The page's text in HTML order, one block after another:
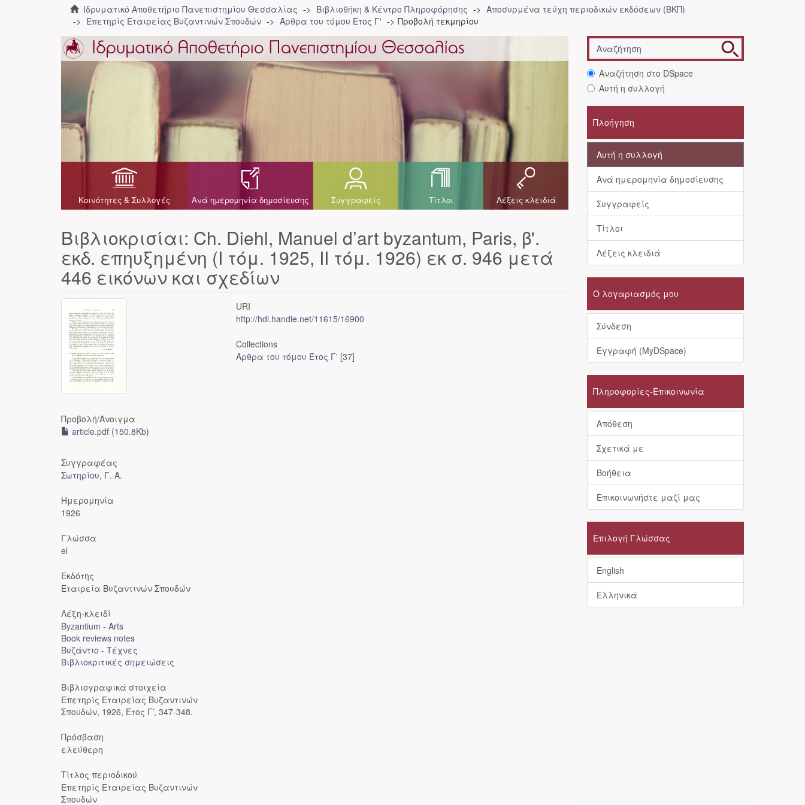
Ιδρυματικό Αποθετήριο Πανεπιστημίου Θεσσαλίας Βιβλιοθήκη & Κέντρο Πληροφόρησης
Αποσυρμένα τεύχη περιοδικών εκδόσεων (ΒΚΠ)
Επετηρίς Εταιρείας Βυζαντινών Σπουδών
Άρθρα του τόμου Έτος Γ' Προβολή τεκμηρίου
Κοινότητες & Συλλογές Ανά ημερομηνία δημοσίευσης Συγγραφείς Τίτλοι Λέξεις κλειδιά
Βιβλιοκρισίαι: Ch. Diehl, Manuel d’art byzantum, Paris, β'.
εκδ. επηυξημένη (I τόμ. 1925, II τόμ. 1926) εκ σ. 946 μετά
446 εικόνων και σχεδίων
Προβολή/Άνοιγμα
article.pdf (150.8Kb)
Συγγραφέας
Σωτηρίου, Γ. Α.
Ημερομηνία
1926
Γλώσσα
el
Εκδότης
Εταιρεία Βυζαντινών Σπουδών
Λέξη-κλειδί
Byzantium - Arts
Book reviews notes
Βυζάντιο - Τέχνες
Βιβλιοκριτικές σημειώσεις
Βιβλιογραφικά στοιχεία
Επετηρίς Εταιρείας Βυζαντινών
Σπουδών, 1926, Έτος Γ’, 347-348.
Πρόσβαση
ελεύθερη
Τίτλος περιοδικού
Επετηρίς Εταιρείας Βυζαντινών
Σπουδών
URI
http://hdl.handle.net/11615/16900
Collections
Άρθρα του τόμου Έτος Γ' [37]
Αναζήτηση στο DSpace
Αυτή η συλλογή
Πλοήγηση
Αυτή η συλλογή
Ανά ημερομηνία δημοσίευσης
Συγγραφείς
Τίτλοι
Λέξεις κλειδιά
Ο λογαριασμός μου
Σύνδεση
Εγγραφή (MyDSpace)
Πληροφορίες-Επικοινωνία
Απόθεση
Σχετικά με
Βοήθεια
Επικοινωνήστε μαζί μας
Επιλογή Γλώσσας
English
Ελληνικά